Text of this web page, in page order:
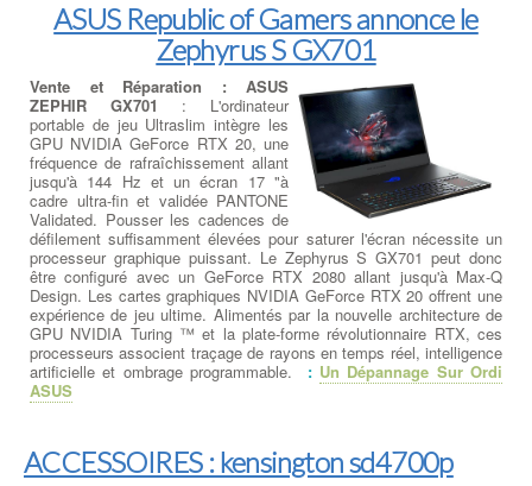
ASUS Republic of Gamers annonce le
Zephyrus S GX701
Vente et Réparation : ASUS
ZEPHIR GX701
: L'ordinateur
portable de jeu Ultraslim intègre les
GPU NVIDIA GeForce RTX 20, une
fréquence de rafraîchissement allant
jusqu'à 144 Hz et un écran 17 "à
cadre ultra-fin et validée PANTONE
Validated. Pousser les cadences de
défilement suffisamment élevées pour saturer l'écran nécessite un
processeur graphique puissant. Le Zephyrus S GX701 peut donc
être configuré avec un GeForce RTX 2080 allant jusqu'à Max-Q
Design. Les cartes graphiques NVIDIA GeForce RTX 20 offrent une
expérience de jeu ultime. Alimentés par la nouvelle architecture de
GPU NVIDIA Turing ™ et la plate-forme révolutionnaire RTX, ces
processeurs associent traçage de rayons en temps réel, intelligence
artificielle et ombrage programmable. : Un Dépannage Sur Ordi
ASUS
ACCESSOIRES : kensington sd4700p